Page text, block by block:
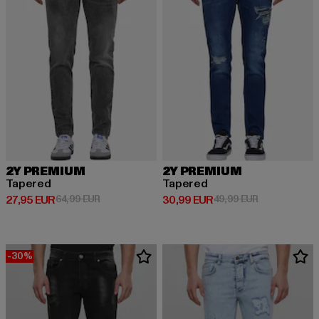
2Y PREMIUM
Tapered
27,95 EUR
Derzeitiger Preis: 27,95 EUR
64,99 EURAktionspreis: 64,99 EUR
2Y PREMIUM
Tapered
30,99 EUR
Derzeitiger Preis: 30,99 EUR
49,99 EURAktionspreis:
-30%